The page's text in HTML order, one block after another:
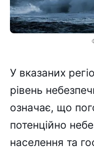
У вказаних
рівень
означає, що
потенційно
населення та